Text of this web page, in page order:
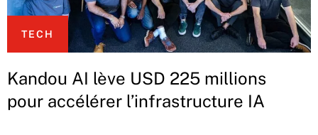
TECH
Kandou AI lève USD 225 millions
pour accélérer l’infrastructure IA